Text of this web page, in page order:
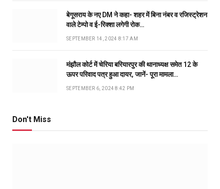
बेगूसराय के नए DM ने कहा- शहर में बिना नंबर व रजिस्ट्रेशन
वाले टेम्पो व ई-रिक्शा लगेगी रोक…
SEPTEMBER 14, 2024 8:17 AM
मंझौल कोर्ट में चेरिया बरियारपुर की थानाध्यक्ष समेत 12 के
ऊपर परिवाद पत्र हुआ दायर, जानें- पूरा मामला…
SEPTEMBER 6, 2024 8:42 PM
Don't Miss